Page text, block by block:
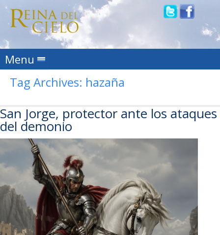
Menu Skip to content
Tag Archives: hazaña
San Jorge, protector ante los ataques
del demonio